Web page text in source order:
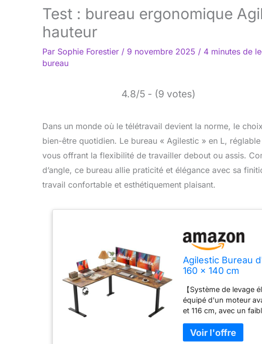
Test : bureau ergonomique
hauteur
Par Sophie Forestier / 9 novembre 2025 / 4 minutes de
bureau
4.8/5 - (9 votes)
Dans un monde où le télétravail devient la norme, le
bien-être quotidien. Le bureau « Agilestic » en L,
vous offrant la flexibilité de travailler debout ou assis.
d’angle, ce bureau allie praticité et élégance avec sa
travail confortable et esthétiquement plaisant.
Agilestic Bureau
160 x 140 cm
【Système de levage
équipé d'un moteur
et 116 cm, avec un
individuellement et la